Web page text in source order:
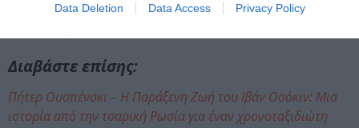
Data Deletion Data Access Privacy Policy
ξανά και ξανά · θέλει να καταλάβει ποια είναι η άγνωστη
Διαβάστε επίσης:
Πήτερ Ουσπένσκι – Η Παράξενη Ζωή του Ιβάν Οσόκιν: Μια
ιστορία από την τσαρική Ρωσία για έναν χρονοταξιδιώτη